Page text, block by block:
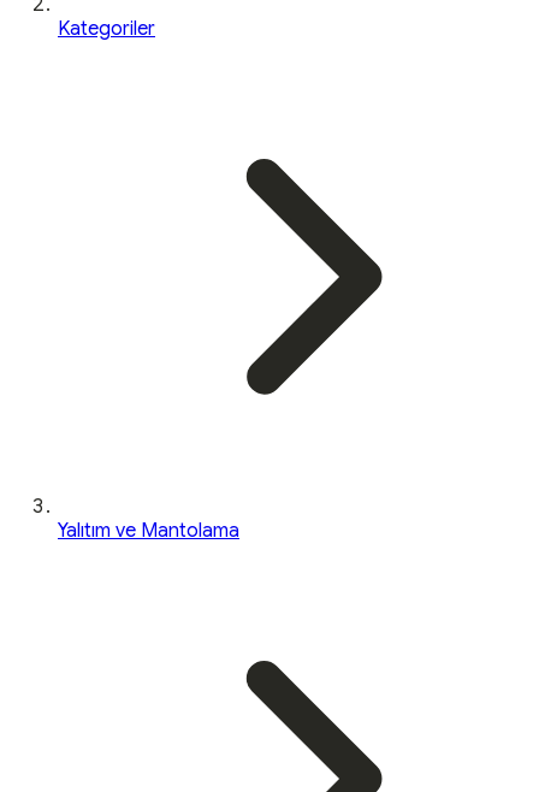
Kategoriler
Yalıtım ve Mantolama